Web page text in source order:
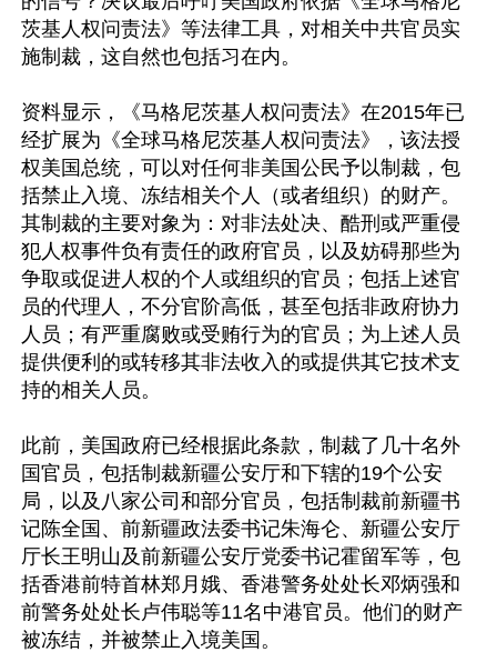
茨基人权问责法》等法律工具，对相关中共官员实
施制裁，这自然也包括习在内。
资料显示，《马格尼茨基人权问责法》在2015年已
经扩展为《全球马格尼茨基人权问责法》，该法授
权美国总统，可以对任何非美国公民予以制裁，包
括禁止入境、冻结相关个人（或者组织）的财产。
其制裁的主要对象为：对非法处决、酷刑或严重侵
犯人权事件负有责任的政府官员，以及妨碍那些为
争取或促进人权的个人或组织的官员；包括上述官
员的代理人，不分官阶高低，甚至包括非政府协力
人员；有严重腐败或受贿行为的官员；为上述人员
提供便利的或转移其非法收入的或提供其它技术支
持的相关人员。
此前，美国政府已经根据此条款，制裁了几十名外
国官员，包括制裁新疆公安厅和下辖的19个公安
局，以及八家公司和部分官员，包括制裁前新疆书
记陈全国、前新疆政法委书记朱海仑、新疆公安厅
厅长王明山及前新疆公安厅党委书记霍留军等，包
括香港前特首林郑月娥、香港警务处处长邓炳强和
前警务处处长卢伟聪等11名中港官员。他们的财产
被冻结，并被禁止入境美国。